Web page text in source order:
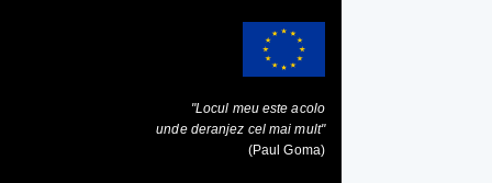
"Locul meu este acolo
unde deranjez cel mai mult"
(Paul Goma)